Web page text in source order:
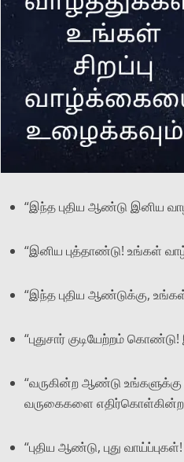
“இந்த புதிய ஆண்டு இனிய
“இனிய புத்தாண்டு! உங்கள்
“இந்த புதிய ஆண்டுக்கு,
“புதுசார் குடியேற்றம்
“வருகின்ற ஆண்டு
வருகைகளை
“புதிய ஆண்டு, புது